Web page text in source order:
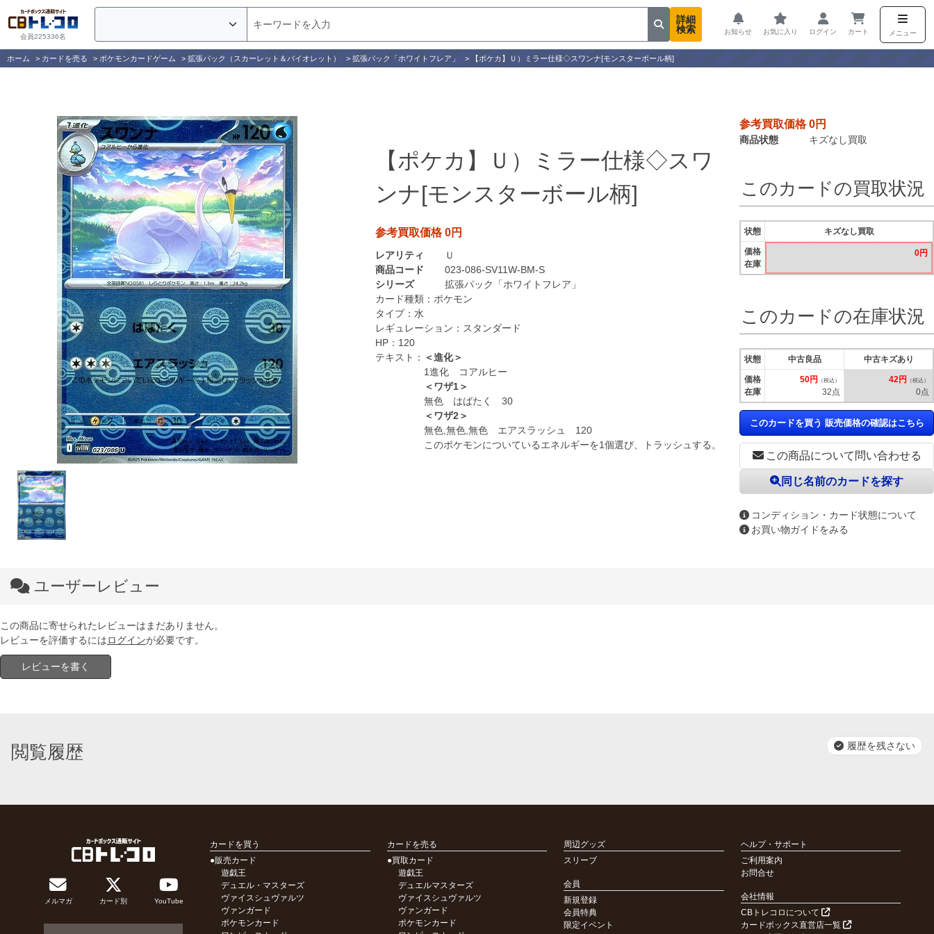
会員225336名
詳細
検索
お知らせ お気に入り ログイン カート メニュー
ホーム > カードを売る > ポケモンカードゲーム > 拡張パック（スカーレット＆バイオレット） > 拡張パック「ホワイトフレア」 > 【ポケカ】Ｕ）ミラー仕様◇スワンナ[モンスターボール柄]
【ポケカ】Ｕ）ミラー仕様◇スワ
ンナ[モンスターボール柄]
参考買取価格 0円
レアリティ
Ｕ
商品コード
023-086-SV11W-BM-S
シリーズ
拡張パック「ホワイトフレア」
カード種類： ポケモン
タイプ： 水
レギュレーション： スタンダード
HP： 120
テキスト： ＜進化＞
1進化 コアルヒー
＜ワザ1＞
無色 はばたく 30
＜ワザ2＞
無色,無色,無色 エアスラッシュ 120
このポケモンについているエネルギーを1個選び、トラッシュする。
参考買取価格 0円
商品状態 キズなし買取
この商品について問い合わせる
同じ名前のカードを探す
コンディション・カード状態について
お買い物ガイドをみる
このカードの買取状況
状態
価格
在庫
キズなし買取
0円
このカードの在庫状況
状態
価格
在庫
中古良品
50円 （税込）
32点
中古キズあり
42円 （税込）
0点
このカードを買う 販売価格の確認はこちら
ユーザーレビュー
この商品に寄せられたレビューはまだありません。
レビューを評価するにはログインが必要です。
レビューを書く
閲覧履歴 履歴を残さない
メルマガ カード別 YouTube
カードを買う
●販売カード
遊戯王
デュエル・マスターズ
ヴァイスシュヴァルツ
ヴァンガード
ポケモンカード
カードを売る
●買取カード
遊戯王
デュエルマスターズ
ヴァイスシュヴァルツ
ヴァンガード
ポケモンカード
周辺グッズ
スリーブ
会員
新規登録
会員特典
限定イベント
ヘルプ・サポート
ご利用案内
お問合せ
会社情報
CBトレコロについて
カードボックス直営店一覧